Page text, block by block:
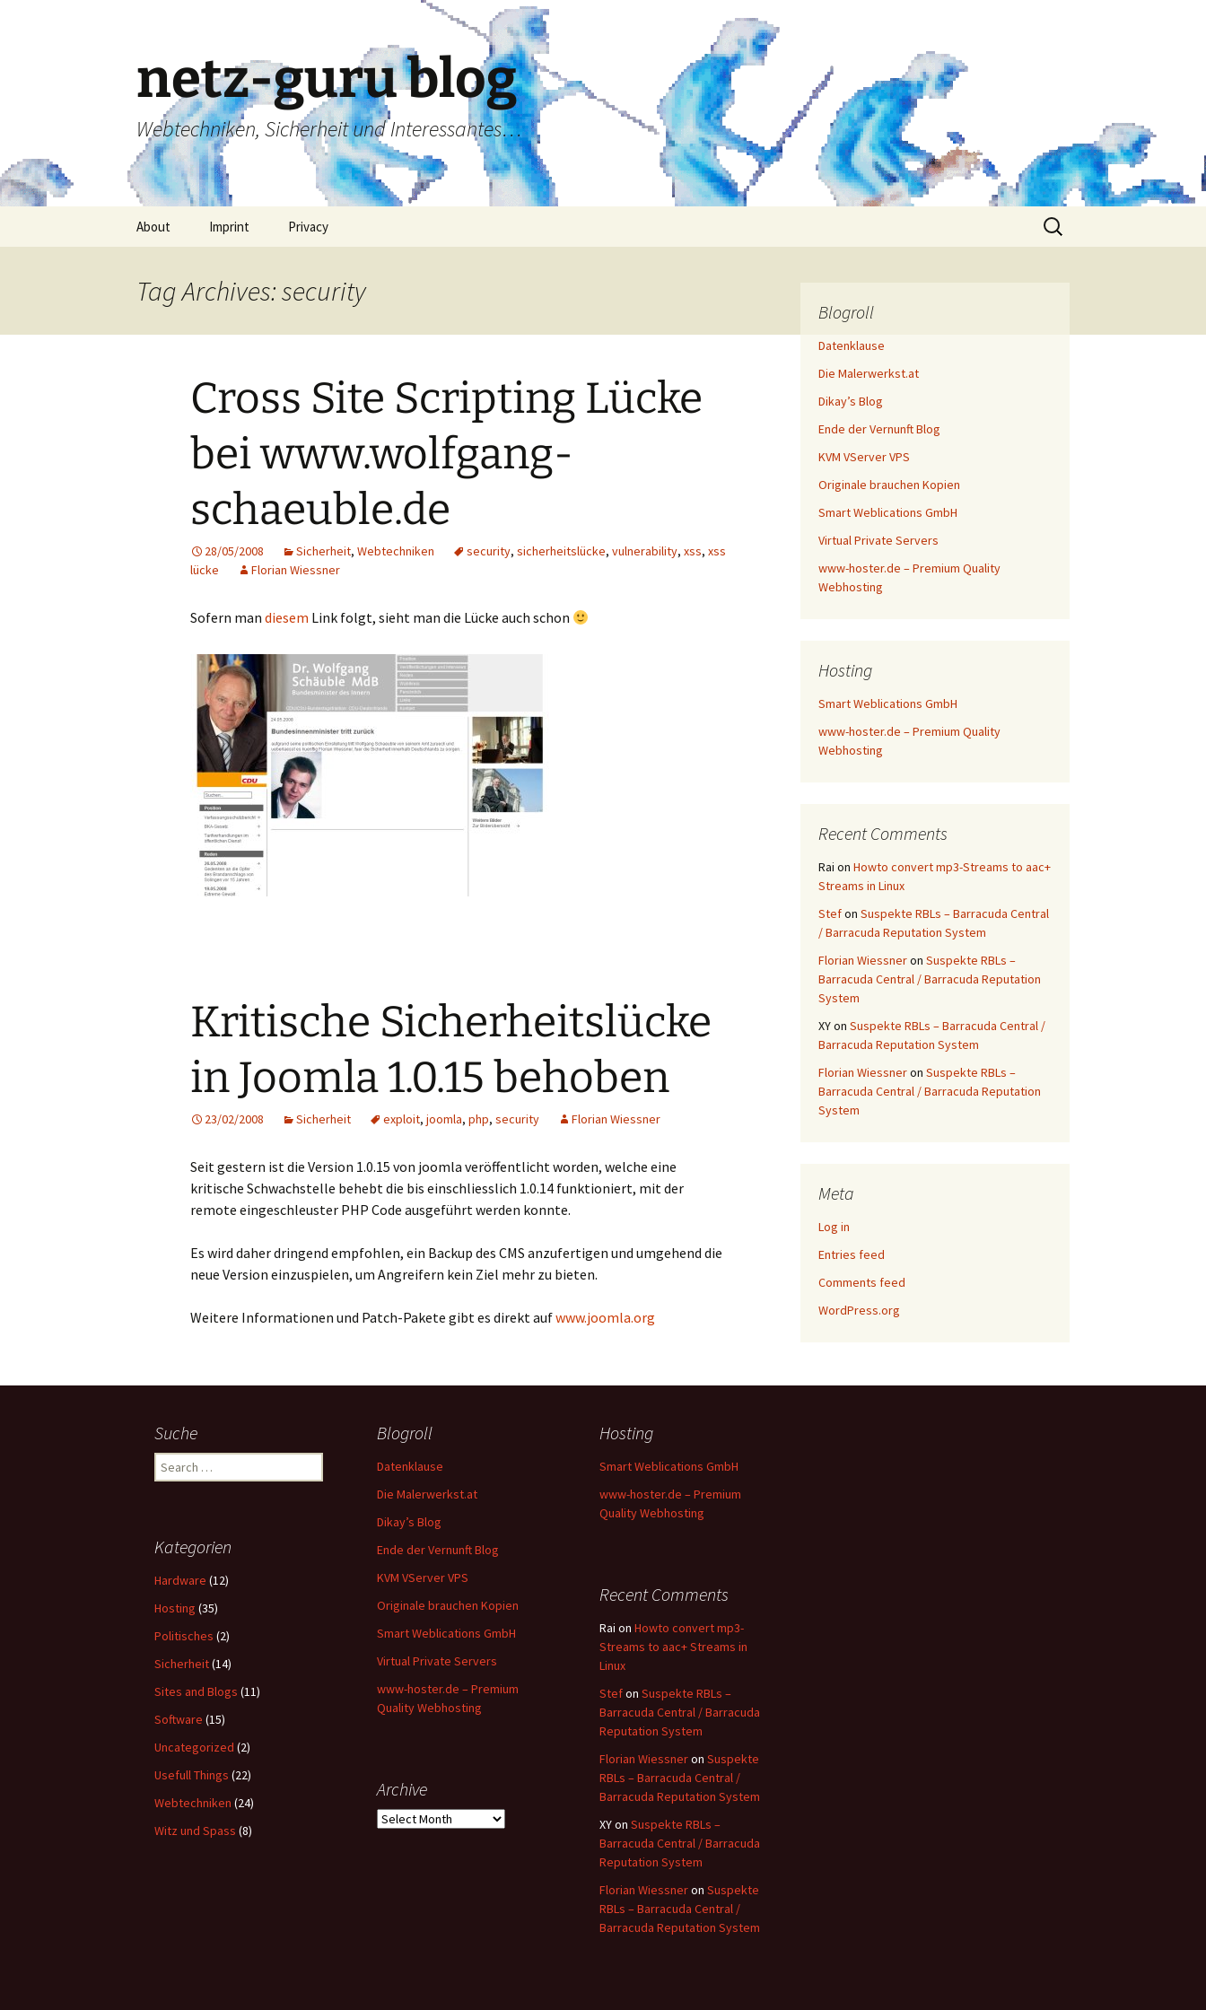
netz-guru blog
Webtechniken, Sicherheit und Interessantes…
About Imprint Privacy
Search
for:
Tag Archives: security
Cross Site Scripting Lücke
bei www.wolfgang-
schaeuble.de
28/05/2008 Sicherheit, Webtechniken security, sicherheitslücke, vulnerability, xss, xss
lücke
Florian Wiessner
Sofern man diesem Link folgt, sieht man die Lücke auch schon
Kritische Sicherheitslücke
in Joomla 1.0.15 behoben
23/02/2008 Sicherheit exploit, joomla, php, security Florian Wiessner
Seit gestern ist die Version 1.0.15 von joomla veröffentlicht worden, welche eine
kritische Schwachstelle behebt die bis einschliesslich 1.0.14 funktioniert, mit der
remote eingeschleuster PHP Code ausgeführt werden konnte.
Es wird daher dringend empfohlen, ein Backup des CMS anzufertigen und umgehend die
neue Version einzuspielen, um Angreifern kein Ziel mehr zu bieten.
Weitere Informationen und Patch-Pakete gibt es direkt aufwww.joomla.org
Blogroll
Datenklause
Die Malerwerkst.at
Dikay’s Blog
Ende der Vernunft Blog
KVM VServer VPS
Originale brauchen Kopien
Smart Weblications GmbH
Virtual Private Servers
www-hoster.de – Premium Quality
Webhosting
Hosting
Smart Weblications GmbH
www-hoster.de – Premium Quality
Webhosting
Recent Comments
Rai on Howto convert mp3-Streams to aac+
Streams in Linux
Stefon Suspekte RBLs – Barracuda Central
/ Barracuda Reputation System
Florian Wiessneron Suspekte RBLs –
Barracuda Central / Barracuda Reputation
System
XYon Suspekte RBLs – Barracuda Central /
Barracuda Reputation System
Florian Wiessneron Suspekte RBLs –
Barracuda Central / Barracuda Reputation
System
Meta
Log in
Entries feed
Comments feed
WordPress.org
Suche
Search
for:
Blogroll
Datenklause
Die Malerwerkst.at
Dikay’s Blog
Ende der Vernunft Blog
KVM VServer VPS
Originale brauchen Kopien
Smart Weblications GmbH
Virtual Private Servers
www-hoster.de – Premium
Quality Webhosting
Hosting
Smart Weblications GmbH
www-hoster.de – Premium
Quality Webhosting
Kategorien
Hardware (12)
Hosting (35)
Politisches (2)
Sicherheit(14)
Sites and Blogs (11)
Software (15)
Uncategorized (2)
Usefull Things (22)
Webtechniken (24)
Witz und Spass (8)
Recent Comments
Rai on Howto convert mp3-
Streams to aac+ Streams in
Linux
Stefon Suspekte RBLs –
Barracuda Central / Barracuda
Reputation System
Florian Wiessneron Suspekte
RBLs – Barracuda Central /
Barracuda Reputation System
XYon Suspekte RBLs –
Barracuda Central / Barracuda
Reputation System
Florian Wiessneron Suspekte
RBLs – Barracuda Central /
Barracuda Reputation System
Archive
Archive